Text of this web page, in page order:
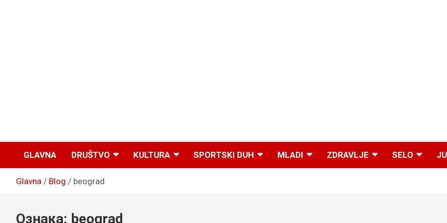
GLAVNA DRUŠTVO KULTURA SPORTSKI DUH MLADI ZDRAVLJE SELO
Glavna Blog beograd
Ознака: beograd